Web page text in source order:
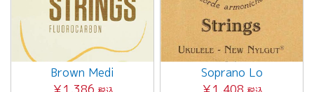
Brown Medi
Soprano Lo